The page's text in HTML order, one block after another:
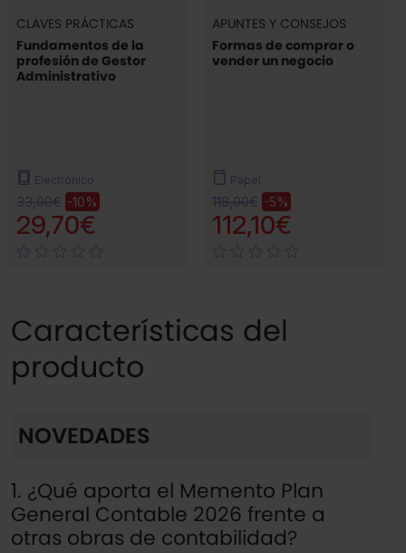
CLAVES PRÁCTICAS
Fundamentos de la
profesión de Gestor
Administrativo
Electrónico
33,00€ -10%
29,70€
APUNTES Y CONSEJOS
Formas de comprar o
vender un negocio
Papel
118,00€ -5%
112,10€
Características del
producto
NOVEDADES
1. ¿Qué aporta el Memento Plan
General Contable 2026 frente a
otras obras de contabilidad?